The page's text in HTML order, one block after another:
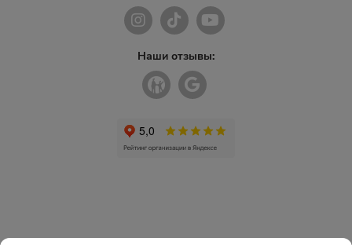
Наши отзывы: